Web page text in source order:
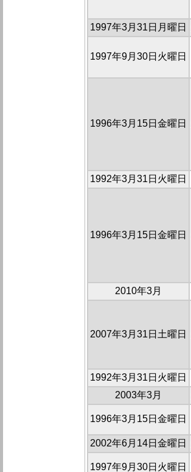
1997年3月31日月曜日
1997年9月30日火曜日
1996年3月15日金曜日
1992年3月31日火曜日
1996年3月15日金曜日
2010年3月
2007年3月31日土曜日
1992年3月31日火曜日
2003年3月
1996年3月15日金曜日
2002年6月14日金曜日
1997年9月30日火曜日